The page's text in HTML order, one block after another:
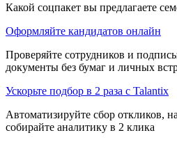
Какой соцпакет вы предлагаете
Оформляйте кандидатов онлайн
Проверяйте сотрудников и
документы без бумаг и личных
Ускорьте подбор в 2 раза с Talantix
Автоматизируйте сбор откликов,
собирайте аналитику в 2 клика